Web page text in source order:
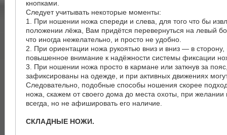
кнопками.
Следует учитывать некоторые моменты:
1. При ношении ножа спереди и слева, для того что бы
положении лёжа, Вам придётся перевернуться на левый
что иногда нежелательно, и просто не удобно.
2. При ориентации ножа рукоятью вниз и вниз — в сторону,
повышенное внимание к надёжности системы фиксации
3. При ношении ножа просто в кармане или заткнув за
зафиксированы на одежде, и при активных движениях
Следовательно, подобные способы ношения скорее
ножа, скажем от своего дома до места охоты, при желании
всегда, но не афишировать его наличие.
СКЛАДНЫЕ НОЖИ.